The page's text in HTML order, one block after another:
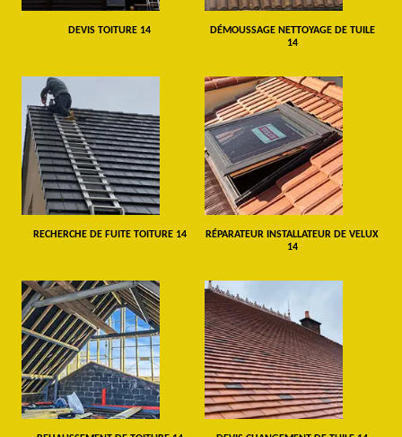
DEVIS TOITURE 14
DÉMOUSSAGE NETTOYAGE DE TUILE
14
RECHERCHE DE FUITE TOITURE 14
RÉPARATEUR INSTALLATEUR DE VELUX
14